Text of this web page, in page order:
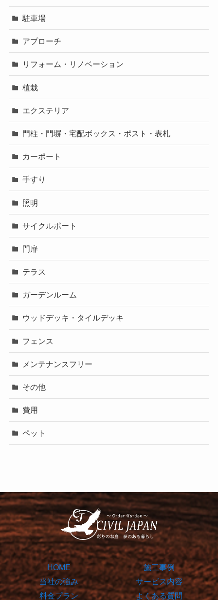
駐車場
アプローチ
リフォーム・リノベーション
植栽
エクステリア
門柱・門塀・宅配ボックス・ポスト・表札
カーポート
手すり
照明
サイクルポート
門扉
テラス
ガーデンルーム
ウッドデッキ・タイルデッキ
フェンス
メンテナンスフリー
その他
費用
ペット
HOME
施工事例
当社の強み
サービス内容
料金プラン
よくある質問